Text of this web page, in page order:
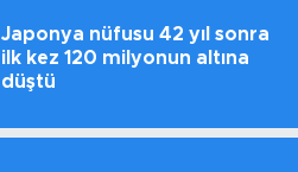
Japonya nüfusu 42 yıl sonra
ilk kez 120 milyonun altına
düştü